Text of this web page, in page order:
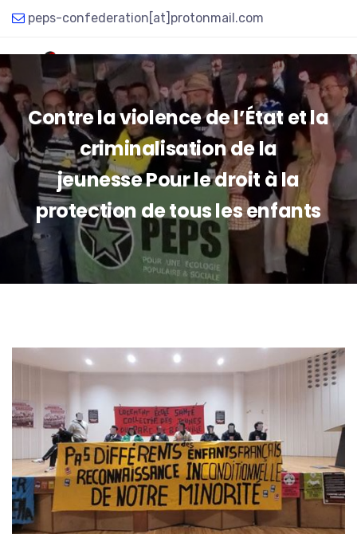
peps-confederation[at]protonmail.com
Contre la violence de l’État et la
criminalisation de la
jeunesse Pour le droit à la
protection de tous les enfants